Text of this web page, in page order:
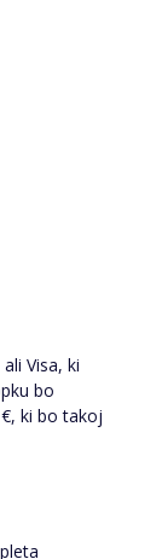
Visa, ki
bo
ki bo takoj